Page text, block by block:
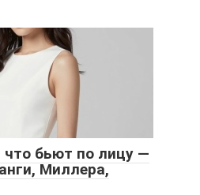
что бьют по лицу —
Миллера,